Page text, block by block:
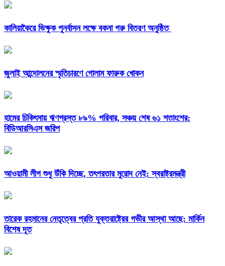
কালিয়াকৈরে ভিক্ষুক পুনর্বাসন লক্ষে বকনা গরু বিতরণ অনুষ্ঠিত
জুলাই আন্দোলনের স্মৃতিচারণে গোলাম ফারুক খোকন
হামের চিকিৎসায় ঋণগ্রস্ত ৮৯% পরিবার, সঞ্চয় শেষ ৬১ শতাংশের:
বিডিআরসিএস জরিপ
আওয়ামী লীগ শুধু উঁকি দিচ্ছে, তৎপরতার মুরোদ নেই: স্বরাষ্ট্রমন্ত্রী
তারেক রহমানের নেতৃত্বের প্রতি যুক্তরাষ্ট্রের গভীর আস্থা আছে: মার্কিন
বিশেষ দূত